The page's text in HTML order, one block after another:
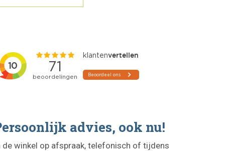
advies, ook nu!
de winkel op afspraak, telefonisch of tijdens